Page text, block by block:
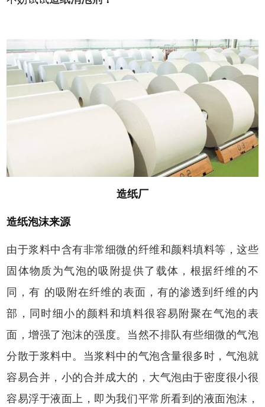
造纸厂
造纸泡沫来源
由于浆料中含有非常细微的纤维和颜料填料等，这些
固体物质为气泡的吸附提供了载体，根据纤维的不
同，有 的吸附在纤维的表面，有的渗透到纤维的内
部，同时细小的颜料和填料很容易附聚在气泡的表
面，增强了泡沫的强度。当然不排队有些细微的气泡
分散于浆料中。当浆料中的气泡含量很多时，气泡就
容易合并，小的合并成大的，大气泡由于密度很小很
容易浮于液面上，即为我们平常所看到的液面泡沫，